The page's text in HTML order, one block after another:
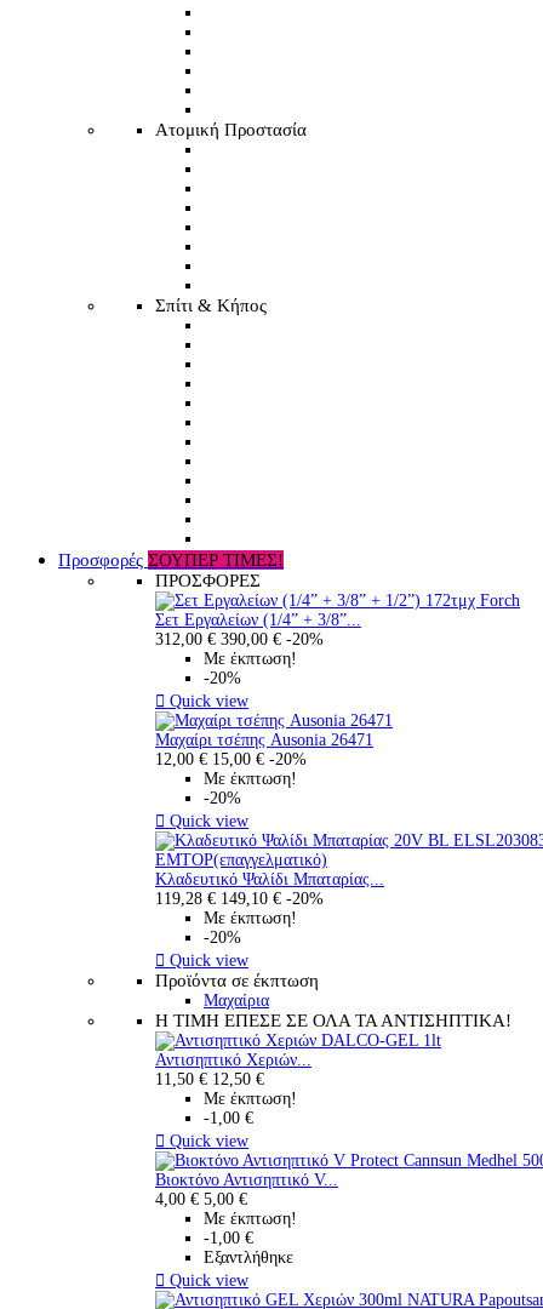
Ατομική Προστασία
Σπίτι & Κήπος
Προσφορές ΣΟΥΠΕΡ ΤΙΜΕΣ!
ΠΡΟΣΦΟΡΕΣ
Σετ Εργαλείων (1/4” + 3/8”...
312,00 € 390,00 € -20%
Με έκπτωση!
-20%
 Quick view
Μαχαίρι τσέπης Ausonia 26471
12,00 € 15,00 € -20%
Με έκπτωση!
-20%
 Quick view
Κλαδευτικό Ψαλίδι Μπαταρίας...
119,28 € 149,10 € -20%
Με έκπτωση!
-20%
 Quick view
Προϊόντα σε έκπτωση
Μαχαίρια
Η ΤΙΜΗ ΕΠΕΣΕ ΣΕ ΟΛΑ ΤΑ ΑΝΤΙΣΗΠΤΙΚΑ!
Αντισηπτικό Χεριών...
11,50 € 12,50 €
Με έκπτωση!
-1,00 €
 Quick view
Βιοκτόνο Αντισηπτικό V...
4,00 € 5,00 €
Με έκπτωση!
-1,00 €
Εξαντλήθηκε
 Quick view